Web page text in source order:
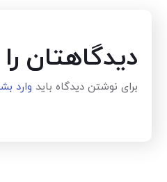
دیدگاهتان
برای نوشتن دیدگاه باید وارد